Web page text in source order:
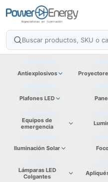
Antiexplosivos
Plafones LED
Equipos de
emergencia
Iluminación Solar
Lámparas LED
Colgantes